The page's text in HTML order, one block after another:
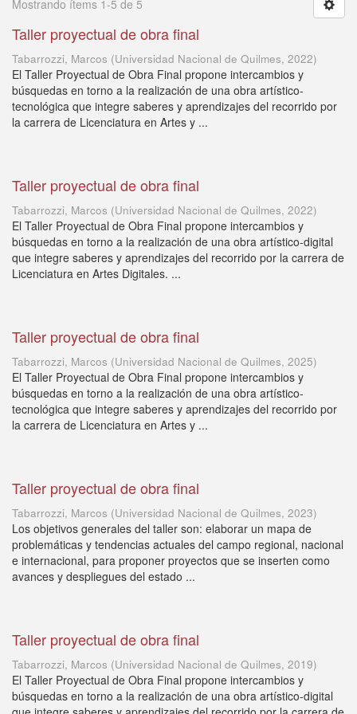
Mostrando ítems 1-5 de 5
Taller proyectual de obra final
Tabarrozzi, Marcos (Universidad Nacional de Quilmes, 2022)
El Taller Proyectual de Obra Final propone intercambios y
búsquedas en torno a la realización de una obra artístico-
tecnológica que integre saberes y aprendizajes del recorrido por
la carrera de Licenciatura en Artes y ...
Taller proyectual de obra final
Tabarrozzi, Marcos (Universidad Nacional de Quilmes, 2022)
El Taller Proyectual de Obra Final propone intercambios y
búsquedas en torno a la realización de una obra artístico-digital
que integre saberes y aprendizajes del recorrido por la carrera de
Licenciatura en Artes Digitales. ...
Taller proyectual de obra final
Tabarrozzi, Marcos (Universidad Nacional de Quilmes, 2025)
El Taller Proyectual de Obra Final propone intercambios y
búsquedas en torno a la realización de una obra artístico-
tecnológica que integre saberes y aprendizajes del recorrido por
la carrera de Licenciatura en Artes y ...
Taller proyectual de obra final
Tabarrozzi, Marcos (Universidad Nacional de Quilmes, 2023)
Los objetivos generales del taller son: elaborar un mapa de
problemáticas y tendencias actuales del campo regional, nacional
e internacional, para proponer proyectos que se inserten como
avances y despliegues del estado ...
Taller proyectual de obra final
Tabarrozzi, Marcos (Universidad Nacional de Quilmes, 2019)
El Taller Proyectual de Obra Final propone intercambios y
búsquedas en torno a la realización de una obra artístico-digital